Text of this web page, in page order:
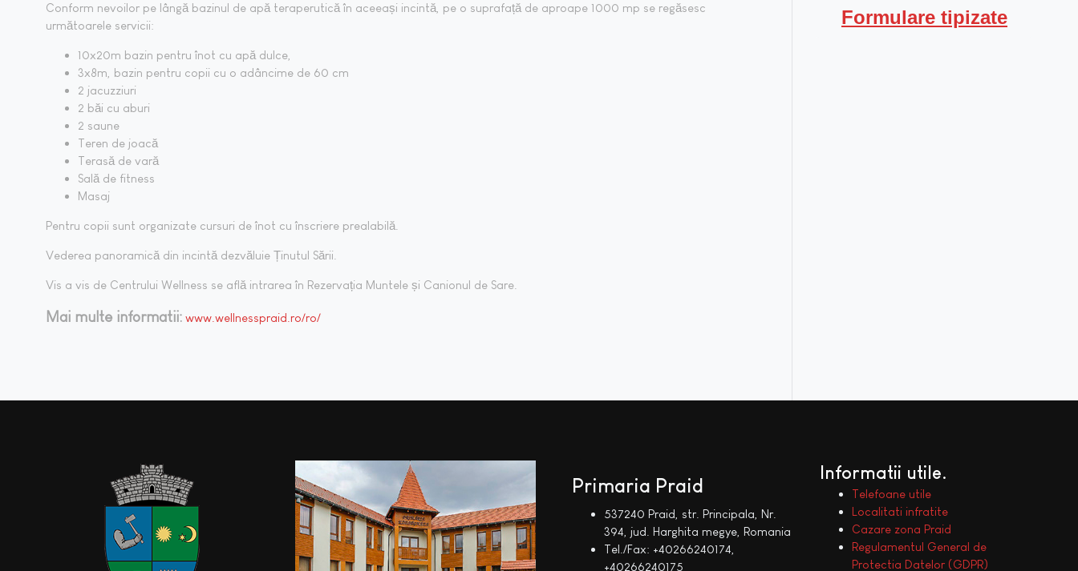
Conform nevoilor pe lângă bazinul de apă teraperutică în aceeași incintă, pe o suprafață de aproape 1000 mp se regăsesc
următoarele servicii:
10x20m bazin pentru înot cu apă dulce,
3x8m, bazin pentru copii cu o adâncime de 60 cm
2 jacuzziuri
2 băi cu aburi
2 saune
Teren de joacă
Terasă de vară
Sală de fitness
Masaj
Pentru copii sunt organizate cursuri de înot cu înscriere prealabilă.
Vederea panoramică din incintă dezvăluie Ținutul Sării.
Vis a vis de Centrului Wellness se află intrarea în Rezervația Muntele și Canionul de Sare.
Mai multe informatii: www.wellnesspraid.ro/ro/
Formulare tipizate
Primaria Praid
537240 Praid, str. Principala, Nr.
394, jud. Harghita megye, Romania
Tel./Fax: +40266240174,
+40266240175
Informatii utile
Telefoane utile
Localitati infratite
Cazare zona Praid
Regulamentul General de
Protectia Datelor (GDPR)